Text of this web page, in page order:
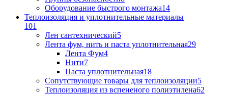
Оборудование быстрого монтажа14
Теплоизоляция и уплотнительные материалы
101
Лен сантехнический5
Лента фум, нить и паста уплотнительная29
Лента Фум4
Нити7
Паста уплотнительная18
Сопутствующие товары для теплоизоляции5
Теплоизоляция из вспененого полиэтилена62